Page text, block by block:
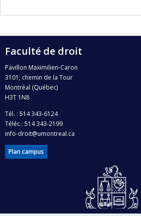
Faculté de droit
Pavillon Maximilien-Caron
3101, chemin de la Tour
Montréal (Québec)
H3T 1N8
Tél. : 514 343-6124
Téléc.: 514 343-2199
info-droit@umontreal.ca
Plan campus